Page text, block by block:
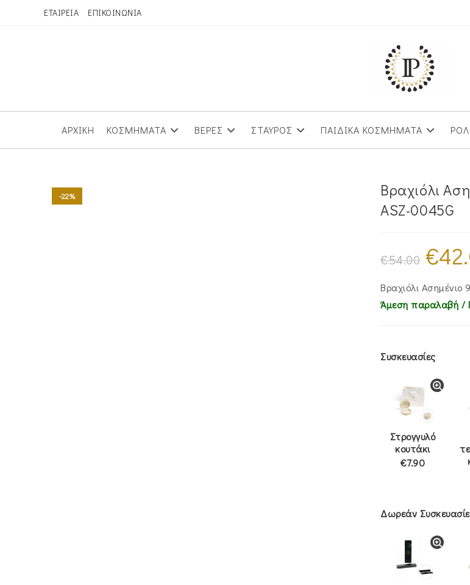
ΕΤΑΙΡΕΙΑ ΕΠΙΚΟΙΝΩΝΙΑ
ΑΡΧΙΚΗ ΚΟΣΜΗΜΑΤΑ ΒΕΡΕΣ ΣΤΑΥΡΟΣ ΠΑΙΔΙΚΑ ΚΟΣΜΗΜΑΤΑ
-22%
Βραχιόλι
ASZ-0045G
€54.00
Original
price
was:
€
Βραχιόλι
Άμεση παραλαβή /
Συσκευασίες
Στρογγυλό
κουτάκι
€7.90
Δωρεάν